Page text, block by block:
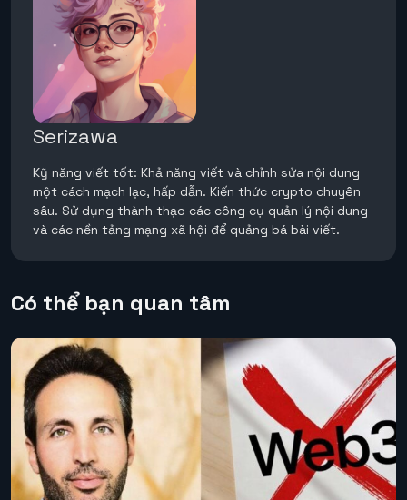
Serizawa
Kỹ năng viết tốt: Khả năng viết và chỉnh sửa nội dung
một cách mạch lạc, hấp dẫn. Kiến thức crypto chuyên
sâu. Sử dụng thành thạo các công cụ quản lý nội dung
và các nền tảng mạng xã hội để quảng bá bài viết.
Có thể bạn quan tâm